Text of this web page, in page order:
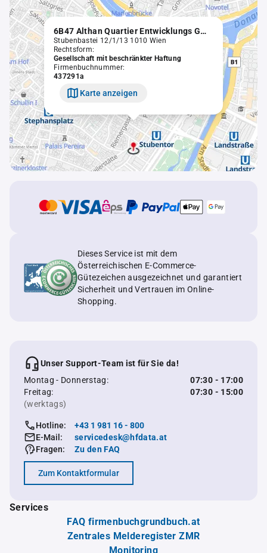
6B47 Althan Quartier Entwicklungs GmbH in Liqu.
Stubenbastei 12/1/13 1010 Wien
Rechtsform:
Gesellschaft mit beschränkter Haftung
Firmenbuchnummer:
437291a
Karte anzeigen
Dieses Service ist mit dem
Österreichischen E-Commerce-
Gütezeichen ausgezeichnet und garantiert
Sicherheit und Vertrauen im Online-
Shopping.
Unser Support-Team ist für Sie da!
Montag - Donnerstag:
07:30 - 17:00
Freitag:
07:30 - 15:00
(werktags)
Hotline:
+43 1 981 16 - 800
E-Mail:
servicedesk@hfdata.at
Fragen:
Zu den FAQ
Zum Kontaktformular
Services
FAQ firmenbuchgrundbuch.at
Zentrales Melderegister ZMR
Monitoring